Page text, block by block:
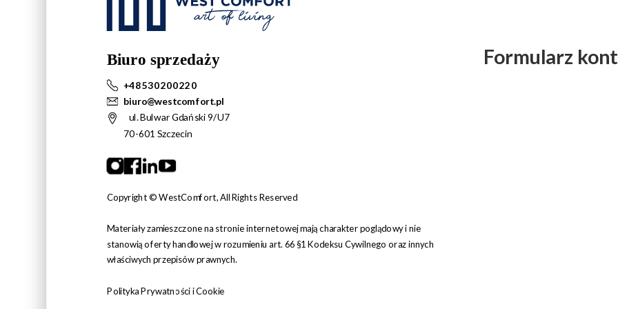
Biuro sprzedaży
+48 530 200 220
biuro@westcomfort.pl
ul. Bulwar Gdański 9/U7
70-601 Szczecin
Copyright © WestComfort, All Rights Reserved
Materiały zamieszczone na stronie internetowej mają charakter poglądowy i nie
stanowią oferty handlowej w rozumieniu art. 66 §1 Kodeksu Cywilnego oraz innych
właściwych przepisów prawnych.
Polityka Prywatności i Cookie
Formularz